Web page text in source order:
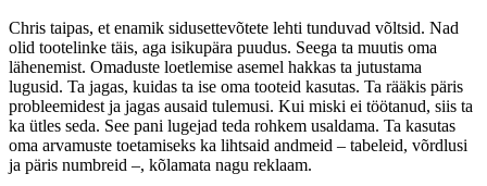
Chris taipas, et enamik sidusettevõtete lehti tunduvad võltsid. Nad
olid tootelinke täis, aga isikupära puudus. Seega ta muutis oma
lähenemist. Omaduste loetlemise asemel hakkas ta jutustama
lugusid. Ta jagas, kuidas ta ise oma tooteid kasutas. Ta rääkis päris
probleemidest ja jagas ausaid tulemusi. Kui miski ei töötanud, siis ta
ka ütles seda. See pani lugejad teda rohkem usaldama. Ta kasutas
oma arvamuste toetamiseks ka lihtsaid andmeid – tabeleid, võrdlusi
ja päris numbreid –, kõlamata nagu reklaam.